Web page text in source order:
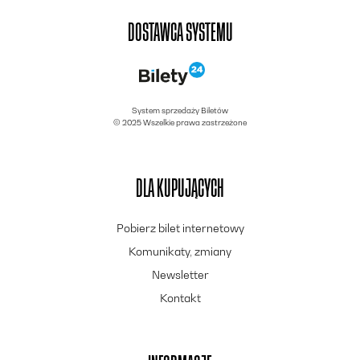
DOSTAWCA SYSTEMU
System sprzedaży Biletów
© 2025 Wszelkie prawa zastrzeżone
DLA KUPUJĄCYCH
Pobierz bilet internetowy
Komunikaty, zmiany
Newsletter
Kontakt